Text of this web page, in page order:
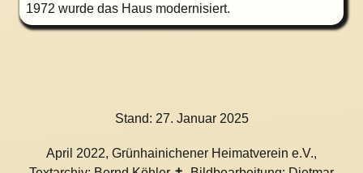
1972 wurde das Haus modernisiert.
Stand: 27. Januar 2025
April 2022, Grünhainichener Heimatverein e.V.,